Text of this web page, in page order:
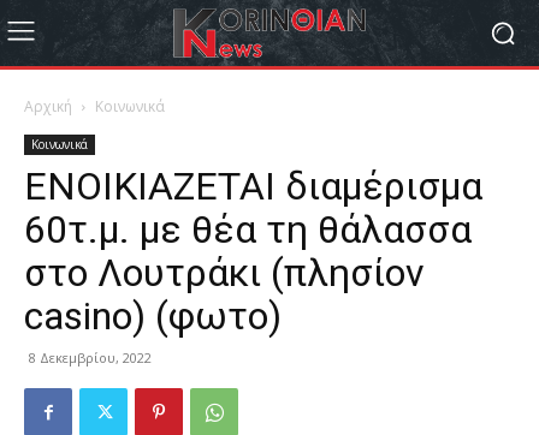
Αρχική Κοινωνικά
Κοινωνικά
ΕΝΟΙΚΙΑΖΕΤΑΙ διαμέρισμα
60τ.μ. με θέα τη θάλασσα
στο Λουτράκι (πλησίον
casino) (φωτο)
8 Δεκεμβρίου, 2022